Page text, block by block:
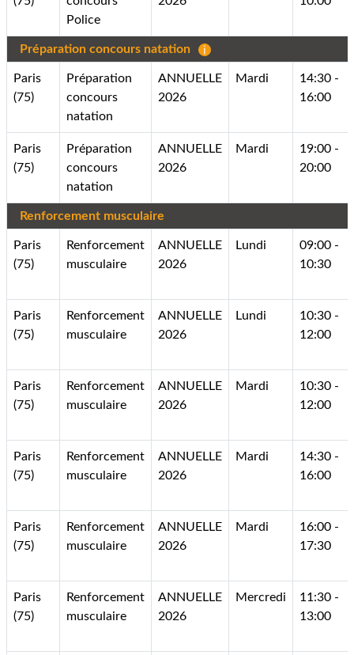
Police
Préparation concours natation
Paris
(75)
Préparation
concours
natation
ANNUELLE
2026
Mardi
14:30 -
16:00
Paris
(75)
Préparation
concours
natation
ANNUELLE
2026
Mardi
19:00 -
20:00
Renforcement musculaire
Paris
(75)
Renforcement
musculaire
ANNUELLE
2026
Lundi
09:00 -
10:30
Paris
(75)
Renforcement
musculaire
ANNUELLE
2026
Lundi
10:30 -
12:00
Paris
(75)
Renforcement
musculaire
ANNUELLE
2026
Mardi
10:30 -
12:00
Paris
(75)
Renforcement
musculaire
ANNUELLE
2026
Mardi
14:30 -
16:00
Paris
(75)
Renforcement
musculaire
ANNUELLE
2026
Mardi
16:00 -
17:30
Paris
(75)
Renforcement
musculaire
ANNUELLE
2026
Mercredi
11:30 -
13:00